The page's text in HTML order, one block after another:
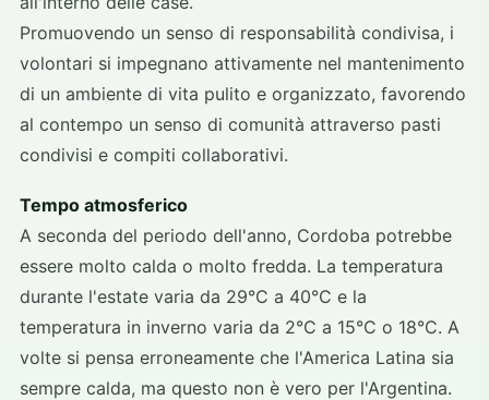
Promuovendo un senso di responsabilità condivisa, i
volontari si impegnano attivamente nel mantenimento
di un ambiente di vita pulito e organizzato, favorendo
al contempo un senso di comunità attraverso pasti
condivisi e compiti collaborativi.
Tempo atmosferico
A seconda del periodo dell'anno, Cordoba potrebbe
essere molto calda o molto fredda. La temperatura
durante l'estate varia da 29°C a 40°C e la
temperatura in inverno varia da 2°C a 15°C o 18°C. A
volte si pensa erroneamente che l'America Latina sia
sempre calda, ma questo non è vero per l'Argentina.